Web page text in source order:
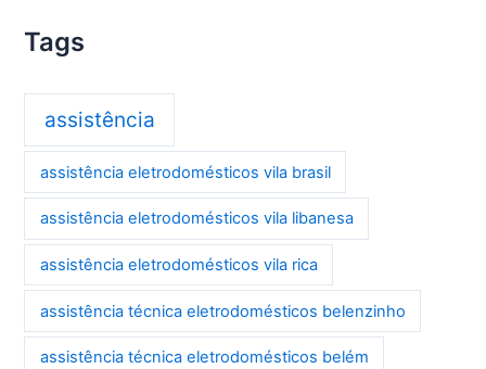
Tags
assistência
assistência eletrodomésticos vila brasil
assistência eletrodomésticos vila libanesa
assistência eletrodomésticos vila rica
assistência técnica eletrodomésticos belenzinho
assistência técnica eletrodomésticos belém